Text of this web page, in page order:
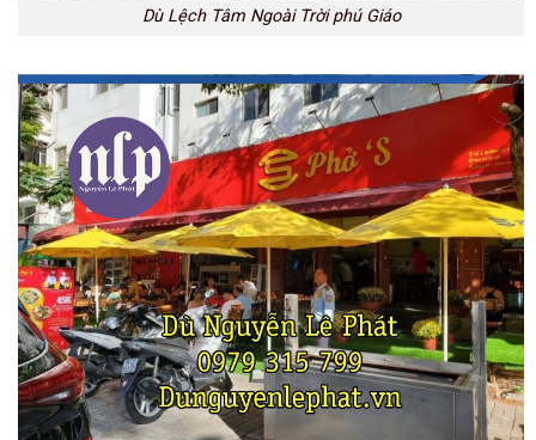
Dù Lệch Tâm Ngoài Trời phú Giáo